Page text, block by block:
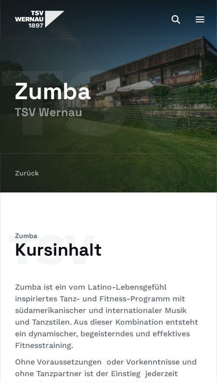
Zumba
TSV Wernau
Zurück
TSV
Zumba
Kursinhalt
Zumba ist ein vom Latino-Lebensgefühl
inspiriertes Tanz- und Fitness-Programm mit
südamerikanischer und internationaler Musik
und Tanzstilen. Aus dieser Kombination entsteht
ein dynamischer, begeisterndes und effektives
Fitnesstraining.
Ohne Voraussetzungen oder Vorkenntnisse und
ohne Tanzpartner ist der Einstieg jederzeit